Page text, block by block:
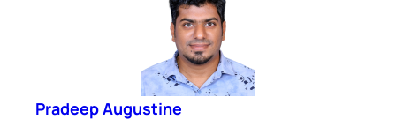
Pradeep Augustine